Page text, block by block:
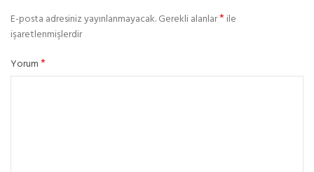
E-posta adresiniz yayınlanmayacak.Gerekli alanlar*ile
işaretlenmişlerdir
Yorum*